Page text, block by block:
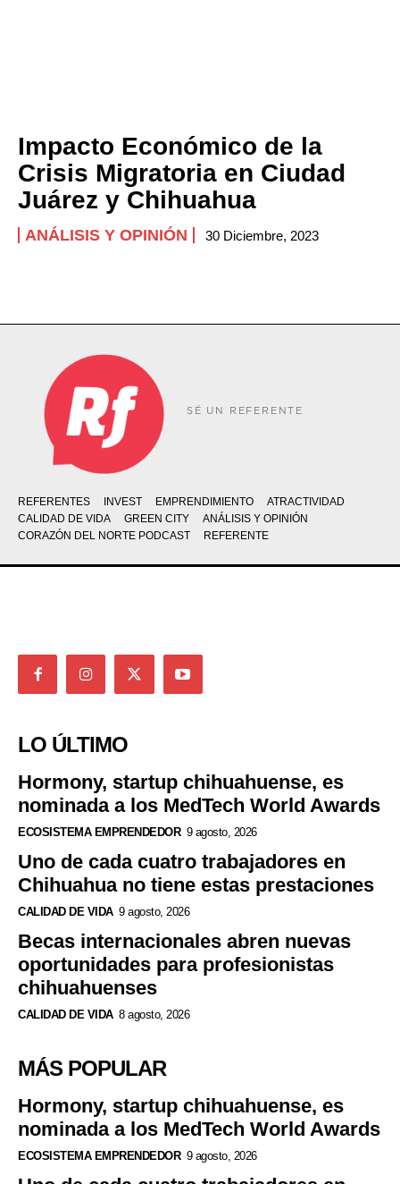
Impacto Económico de la
Crisis Migratoria en Ciudad
Juárez y Chihuahua
ANÁLISIS Y OPINIÓN 30 Diciembre, 2023
SÉ UN REFERENTE
REFERENTES INVEST EMPRENDIMIENTO
ATRACTIVIDAD
CALIDAD DE VIDA
GREEN CITY
ANÁLISIS Y OPINIÓN
CORAZÓN DEL NORTE PODCAST
REFERENTE
LO ÚLTIMO
Hormony, startup chihuahuense, es
nominada a los MedTech World Awards
ECOSISTEMA EMPRENDEDOR 9 agosto, 2026
Uno de cada cuatro trabajadores en
Chihuahua no tiene estas prestaciones
CALIDAD DE VIDA 9 agosto, 2026
Becas internacionales abren nuevas
oportunidades para profesionistas
chihuahuenses
CALIDAD DE VIDA 8 agosto, 2026
MÁS POPULAR
Hormony, startup chihuahuense, es
nominada a los MedTech World Awards
ECOSISTEMA EMPRENDEDOR 9 agosto, 2026